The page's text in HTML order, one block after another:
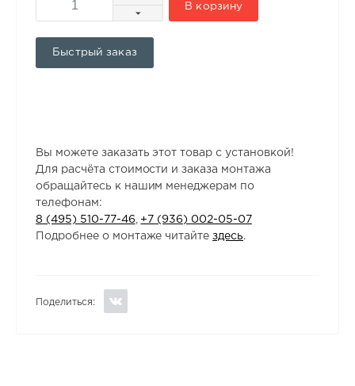
В корзину
Быстрый заказ
Вы можете заказать этот товар с установкой!
Для расчёта стоимости и заказа монтажа
обращайтесь к нашим менеджерам по
телефонам:
8 (495) 510-77-46
+7 (936) 002-05-07
Подробнее о монтаже читайтездесь.
Поделиться: